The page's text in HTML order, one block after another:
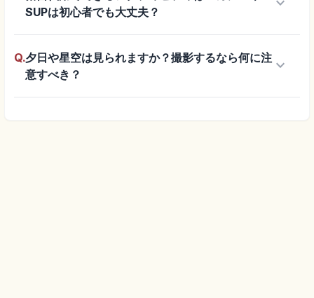
SUPは初心者でも大丈夫？
Q.夕日や星空は見られますか？撮影するなら何に注
意すべき？
keyboard_arrow_down